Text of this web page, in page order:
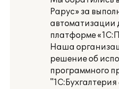
Рарус» за
автоматизации
платформе
Наша
решение об
программного
"1С:Бухгалтерия